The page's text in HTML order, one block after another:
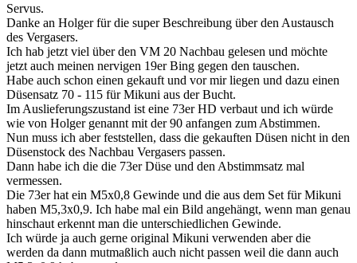
Servus.
Danke an Holger für die super Beschreibung über den Austausch
des Vergasers.
Ich hab jetzt viel über den VM 20 Nachbau gelesen und möchte
jetzt auch meinen nervigen 19er Bing gegen den tauschen.
Habe auch schon einen gekauft und vor mir liegen und dazu einen
Düsensatz 70 - 115 für Mikuni aus der Bucht.
Im Auslieferungszustand ist eine 73er HD verbaut und ich würde
wie von Holger genannt mit der 90 anfangen zum Abstimmen.
Nun muss ich aber feststellen, dass die gekauften Düsen nicht in den
Düsenstock des Nachbau Vergasers passen.
Dann habe ich die die 73er Düse und den Abstimmsatz mal
vermessen.
Die 73er hat ein M5x0,8 Gewinde und die aus dem Set für Mikuni
haben M5,3x0,9. Ich habe mal ein Bild angehängt, wenn man genau
hinschaut erkennt man die unterschiedlichen Gewinde.
Ich würde ja auch gerne original Mikuni verwenden aber die
werden da dann mutmaßlich auch nicht passen weil die dann auch